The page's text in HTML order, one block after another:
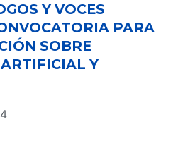
Y VOCES
PARA
SOBRE
Y